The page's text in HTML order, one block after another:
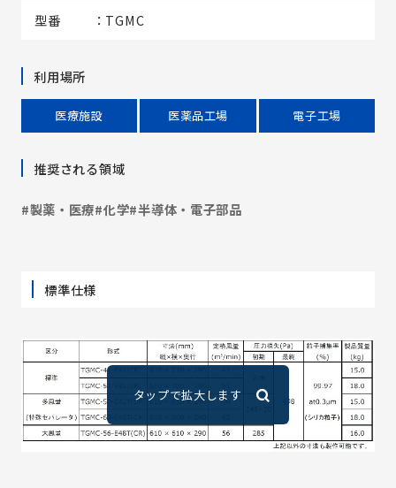
型番 TGMC
利用場所
医療施設 医薬品工場 電子工場
推奨される領域
#製薬・医療#化学#半導体・電子部品
標準仕様